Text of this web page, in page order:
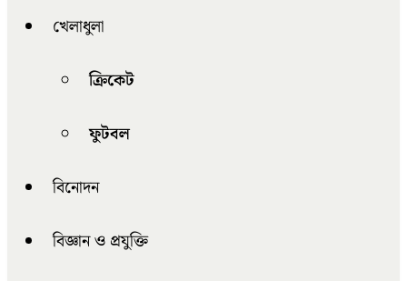
খেলাধুলা
ক্রিকেট
ফুটবল
বিনোদন
বিজ্ঞান ও প্রযুক্তি